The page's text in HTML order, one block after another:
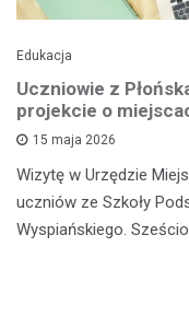
Edukacja
Uczniowie z
projekcie o
15 maja 2026
Wizytę w Urzędzie
uczniów ze Szkoły
Wyspiańskiego.